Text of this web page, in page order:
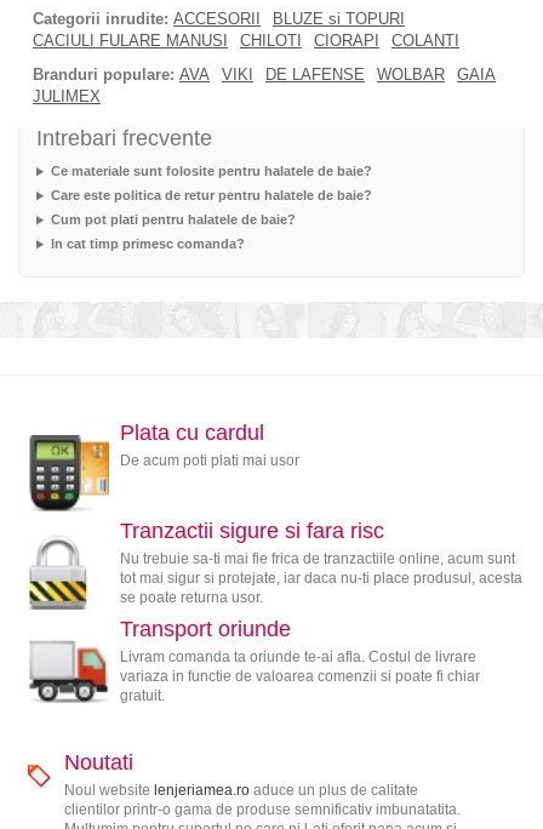
Categorii inrudite: ACCESORII
BLUZE si TOPURI
CACIULI FULARE MANUSI
CHILOTI CIORAPI
COLANTI
Branduri populare: AVA VIKI DE LAFENSE WOLBAR
GAIA
JULIMEX
Intrebari frecvente
Ce materiale sunt folosite pentru halatele de baie?
Care este politica de retur pentru halatele de baie?
Cum pot plati pentru halatele de baie?
In cat timp primesc comanda?
Plata cu cardul
De acum poti plati mai usor
Tranzactii sigure si fara risc
Nu trebuie sa-ti mai fie frica de tranzactiile online, acum sunt
tot mai sigur si protejate, iar daca nu-ti place produsul, acesta
se poate returna usor.
Transport oriunde
Livram comanda ta oriunde te-ai afla. Costul de livrare
variaza in functie de valoarea comenzii si poate fi chiar
gratuit.
Noutati
Noul website lenjeriamea.roaduce un plus de calitate
clientilor printr-o gama de produse semnificativ imbunatatita.